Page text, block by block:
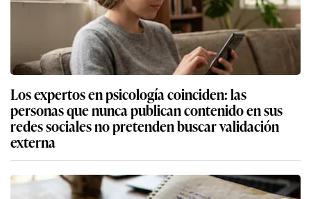
Los expertos en psicología coinciden: las
personas que nunca publican contenido en sus
redes sociales no pretenden buscar validación
externa